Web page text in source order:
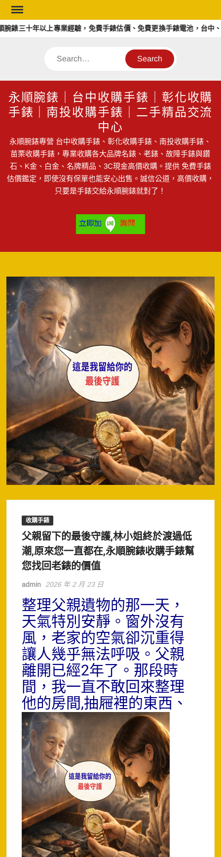
Skip
to
content
十年以上專業經驗，免費手錶估價、免費更換手錶電池，台中、彰
Search
永順腕錶｜台中收購手錶｜彰化收購
手錶｜南投收購手錶｜二手精品交流
中心
永順腕錶專營 台中收購手錶、彰化收購手錶、南投收購手錶、
苗栗收購手錶，專業收購各大品牌名錶、老錶、故障手錶與鑽
石、K金、白金、名牌精品、3C現金高價收購。提供 免費手錶
估價鑑定，即使沒有保單也能安心出售。誠信公道，高價收購，
只要是手錶交給永順腕錶就對了！
收購手錶
父親留下的最後守護,林小姐終於渡過低
潮,原來您一直都在,永順腕錶收購手錶幫
您找回老錶的價值
admin 2026 年 2 月 23 日
整理父親遺物的那一天，
天氣特別安靜。窗外沒有
風，老家的空氣卻沉重得
讓人幾乎無法呼吸。父親
離開已經2年了。那段時
間，我一直不敢回來整理
他的房間,抽屜裡的東西、